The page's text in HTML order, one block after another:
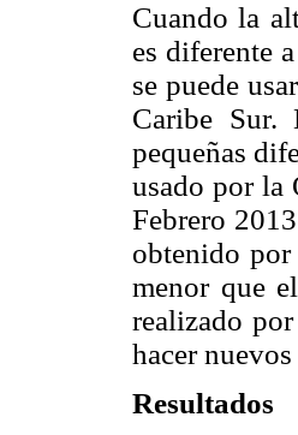
Cuando la
es diferente
se puede
Caribe Sur.
pequeñas
usado por la
Febrero
obtenido por
menor que
realizado
hacer
Resultados